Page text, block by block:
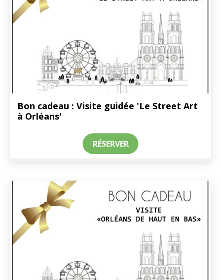
Bon cadeau : Visite guidée 'Le Street Art
à Orléans'
RÉSERVER